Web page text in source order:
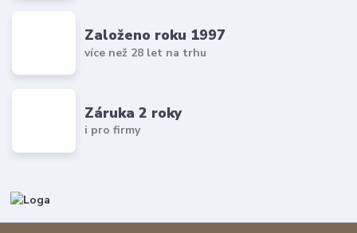
Založeno roku 1997
více než 28 let na trhu
Záruka 2 roky
i pro firmy